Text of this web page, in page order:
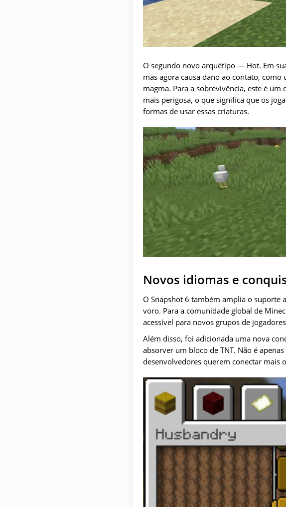
O segundo novo arquétipo — Hot. Em
mas agora causa dano ao contato,
magma. Para a sobrevivência, este é
mais perigosa, o que significa que os
formas de usar essas criaturas.
Novos idiomas e
O Snapshot 6 também amplia o suporte
voro. Para a comunidade global de
acessível para novos grupos de
Além disso, foi adicionada uma nova
absorver um bloco de TNT. Não é
desenvolvedores querem conectar mais